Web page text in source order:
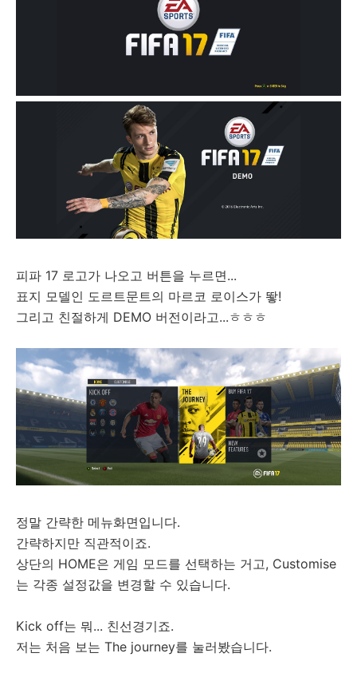
피파 17 로고가 나오고 버튼을 누르면...
표지 모델인 도르트문트의 마르코 로이스가 뙇!
그리고 친절하게 DEMO 버전이라고...ㅎㅎㅎ
정말 간략한 메뉴화면입니다.
간략하지만 직관적이죠.
상단의 HOME은 게임 모드를 선택하는 거고, Customise
는 각종 설정값을 변경할 수 있습니다.
Kick off는 뭐... 친선경기죠.
저는 처음 보는 The journey를 눌러봤습니다.